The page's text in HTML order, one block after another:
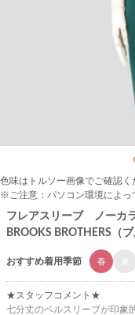
色味はトルソー画像でご確認く
※ご注意：パソコン環境によっ
フレアスリーブ ノーカ
BROOKS BROTHERS（
おすすめ着用季節 春
★スタッフコメント★
七分丈のベルスリーブが印象